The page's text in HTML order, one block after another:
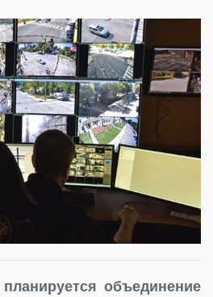
объединение